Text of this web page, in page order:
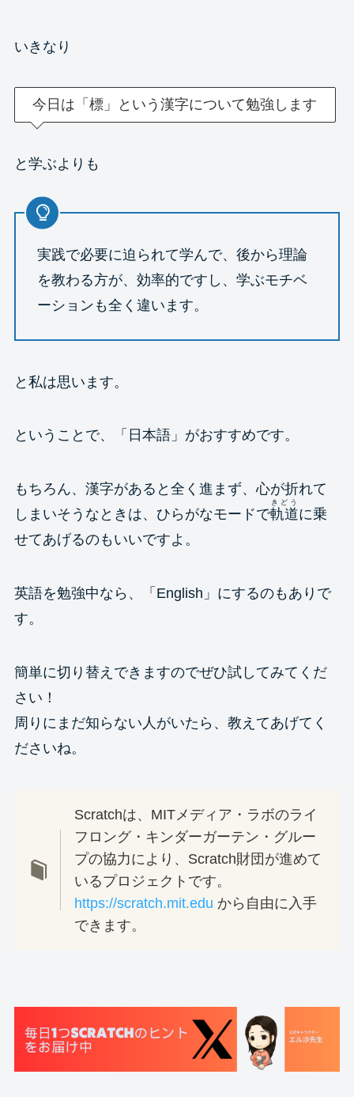
いきなり
今日は「標」という漢字について勉強します
と学ぶよりも
実践で必要に迫られて学んで、後から理論
を教わる方が、効率的ですし、学ぶモチベ
ーションも全く違います。
と私は思います。
ということで、「日本語」がおすすめです。
もちろん、漢字があると全く進まず、心が折れて
しまいそうなときは、ひらがなモードで軌道
きどう
に乗
せてあげるのもいいですよ。
英語を勉強中なら、「English」にするのもありで
す。
簡単に切り替えできますのでぜひ試してみてくだ
さい！
周りにまだ知らない人がいたら、教えてあげてく
ださいね。
Scratchは、MITメディア・ラボのライ
フロング・キンダーガーテン・グルー
プの協力により、Scratch財団が進めて
いるプロジェクトです。
https://scratch.mit.edu から自由に入手
できます。